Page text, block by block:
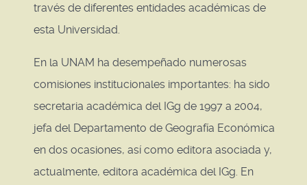
través de diferentes entidades académicas de
esta Universidad.
En la UNAM ha desempeñado numerosas
comisiones institucionales importantes: ha sido
secretaria académica del IGg de 1997 a 2004,
jefa del Departamento de Geografía Económica
en dos ocasiones, así como editora asociada y,
actualmente, editora académica del IGg. En